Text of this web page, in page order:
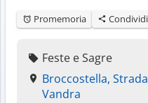
Promemoria Condividi
Feste e Sagre
Broccostella,
Vandra